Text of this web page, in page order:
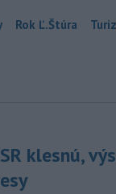
Rok Ľ.Štúra
klesnú,